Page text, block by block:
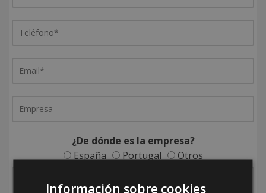
¿De dónde es la empresa?
España
Portugal Otros
Información sobre cookies